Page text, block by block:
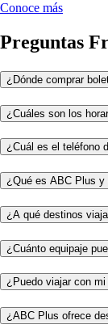
Conoce más
Preguntas
¿Dónde comprar
¿Cuáles son los
¿Cuál es el teléfono
¿Qué es ABC Plus y
¿A qué destinos
¿Cuánto equipaje
¿Puedo viajar con
¿ABC Plus ofrece